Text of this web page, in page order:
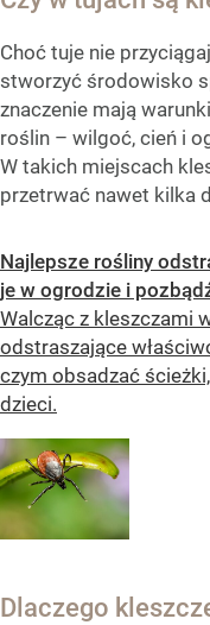
Choć tuje nie
stworzyć środowisko
znaczenie mają
roślin – wilgoć, cień i
W takich miejscach
przetrwać nawet kilka
Najlepsze rośliny
je w ogrodzie i
Walcząc z kleszczami
odstraszające
czym obsadzać
dzieci.
Dlaczego